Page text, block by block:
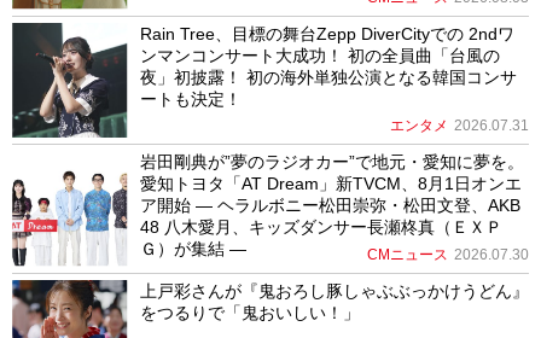
Rain Tree、目標の舞台Zepp DiverCityでの 2ndワ
ンマンコンサート大成功！ 初の全員曲「台風の
夜」初披露！ 初の海外単独公演となる韓国コンサ
ートも決定！
エンタメ 2026.07.31
岩田剛典が”夢のラジオカー”で地元・愛知に夢を。
愛知トヨタ「AT Dream」新TVCM、8月1日オンエ
ア開始 ― ヘラルボニー松田崇弥・松田文登、AKB
48 八木愛月、キッズダンサー長瀬柊真（ＥＸＰ
Ｇ）が集結 ―
CMニュース 2026.07.30
上戸彩さんが『鬼おろし豚しゃぶぶっかけうどん』
をつるりで「鬼おいしい！」